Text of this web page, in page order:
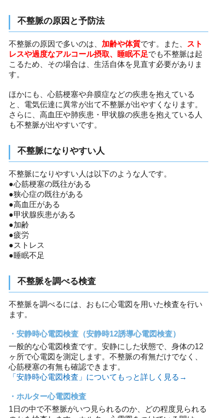
不整脈の原因と予防法
不整脈の原因で多いのは、 加齢や体質です。また、
スト
レスや過度なアルコール摂取、睡眠不足でも不整脈は起
こるため、その場合は、生活自体を見直す必要がありま
す。
ほかにも、心筋梗塞や弁膜症などの疾患を抱えている
と、電気伝達に異常が出て不整脈が出やすくなります。
さらに、高血圧や肺疾患・甲状腺の疾患を抱えている人
も不整脈が出やすいです。
不整脈になりやすい人
不整脈になりやすい人は以下のような人です。
●心筋梗塞の既往がある
●狭心症の既往がある
●高血圧がある
●甲状腺疾患がある
●加齢
●疲労
●ストレス
●睡眠不足
不整脈を調べる検査
不整脈を調べるには、おもに心電図を用いた検査を行い
ます。
安静時心電図検査（安静時12誘導心電図検査）
一般的な心電図検査です。安静にした状態で、身体の12
ヶ所で心電図を測定します。不整脈の有無だけでなく、
心筋梗塞の有無も確認できます。
「安静時心電図検査」についてもっと詳しく見る→
ホルター心電図検査
1日の中で不整脈がいつ見られるのか、どの程度見られる